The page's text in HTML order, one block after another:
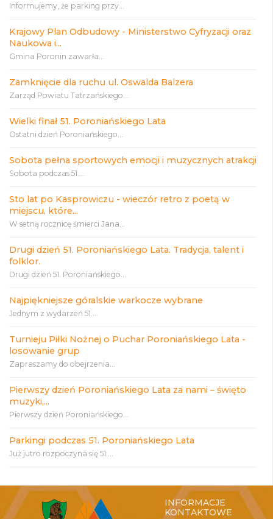
Informujemy, że parking przy...
Krajowy Plan Odbudowy - Ministerstwo Cyfryzacji oraz
Naukowa i...
Gmina Poronin zawarła...
Zamknięcie dla ruchu ul. Oswalda Balzera
Zarząd Powiatu Tatrzańskiego...
Wielki finał 51. Poroniańskiego Lata
Ostatni dzień Poroniańskiego...
Sobota pełna sportowych emocji i muzycznych atrakcji
Sobota podczas 51....
Sto lat po Kasprowiczu - wieczór retro z poetą w
miejscu, które...
W setną rocznicę śmierci Jana...
Drugi dzień 51. Poroniańskiego Lata. Tradycja, talent i
folklor.
Drugi dzień 51. Poroniańskiego...
Najpiękniejsze góralskie warkocze wybrane
Jednym z wydarzeń 51....
Turnieju Piłki Nożnej o Puchar Poroniańskiego Lata -
losowanie grup
Zapraszamy do obejrzenia...
Pierwszy dzień Poroniańskiego Lata za nami – święto
muzyki,...
Pierwszy dzień Poroniańskiego...
Parkingi podczas 51. Poroniańskiego Lata
Już jutro rozpoczyna się 51....
INFORMACJE
KONTAKTOWE